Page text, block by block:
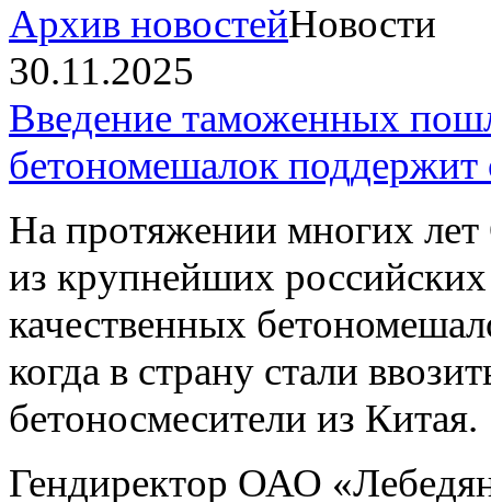
Архив новостейНовости
30.11.2025
Введение таможенных
бетономешалок поддержит
На протяжении многих
из крупнейших
качественных
когда в страну стали
бетоносмесители из Китая.
Гендиректор ОАО